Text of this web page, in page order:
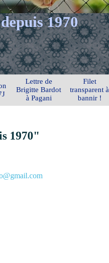
1970
Lettre de
Brigitte Bardot
à Pagani
Filet
transparent à
bannir !
1970"